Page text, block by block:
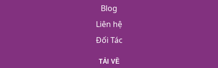
Blog
Liên hệ
Đối Tác
TẢI VỀ